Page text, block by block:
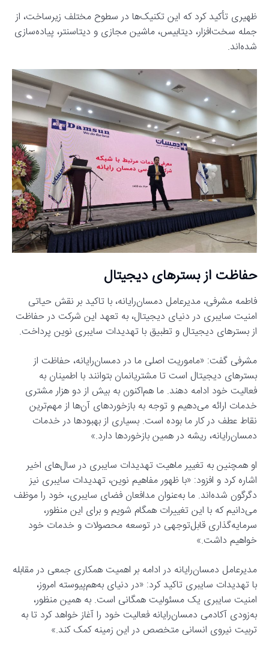
ظهیری تأکید کرد که این تکنیک‌ها در سطوح مختلف زیرساخت، از
جمله سخت‌افزار، دیتابیس، ماشین مجازی و دیتاسنتر، پیاده‌سازی
شده‌اند.
حفاظت از بسترهای دیجیتال
فاطمه مشرفی، مدیرعامل دمسان‌رایانه، با تاکید بر نقش حیاتی
امنیت سایبری در دنیای دیجیتال، به تعهد این شرکت در حفاظت
از بسترهای دیجیتال و تطبیق با تهدیدات سایبری نوین پرداخت.
مشرفی گفت: «ماموریت اصلی ما در دمسان‌رایانه، حفاظت از
بسترهای دیجیتال است تا مشتریانمان بتوانند با اطمینان به
فعالیت خود ادامه دهند. ما هم‌اکنون به بیش از دو هزار مشتری
خدمات ارائه می‌دهیم و توجه به بازخوردهای آن‌ها از مهم‌ترین
نقاط عطف در کار ما بوده است. بسیاری از بهبودها در خدمات
دمسان‌رایانه، ریشه در همین بازخوردها دارد.»
او همچنین به تغییر ماهیت تهدیدات سایبری در سال‌های اخیر
اشاره کرد و افزود: «با ظهور مفاهیم نوین، تهدیدات سایبری نیز
دگرگون شده‌اند. ما به‌عنوان مدافعان فضای سایبری، خود را موظف
می‌دانیم که با این تغییرات همگام شویم و برای این منظور،
سرمایه‌گذاری قابل‌توجهی در توسعه محصولات و خدمات خود
خواهیم داشت.»
مدیرعامل دمسان‌رایانه در ادامه بر اهمیت همکاری جمعی در مقابله
با تهدیدات سایبری تاکید کرد: «در دنیای به‌هم‌پیوسته امروز،
امنیت سایبری یک مسئولیت همگانی است. به همین منظور،
به‌زودی آکادمی دمسان‌رایانه فعالیت خود را آغاز خواهد کرد تا به
تربیت نیروی انسانی متخصص در این زمینه کمک کند.»